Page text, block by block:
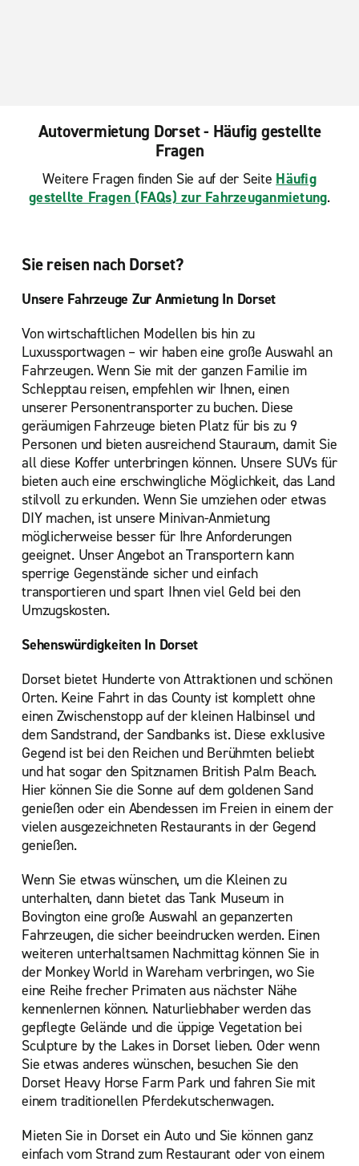
Autovermietung Dorset - Häufig gestellte
Fragen
Weitere Fragen finden Sie auf der Seite Häufig
gestellte Fragen (FAQs) zur Fahrzeuganmietung.
Sie reisen nach Dorset?
Unsere Fahrzeuge Zur Anmietung In Dorset
Von wirtschaftlichen Modellen bis hin zu
Luxussportwagen – wir haben eine große Auswahl an
Fahrzeugen. Wenn Sie mit der ganzen Familie im
Schlepptau reisen, empfehlen wir Ihnen, einen
unserer Personentransporter zu buchen. Diese
geräumigen Fahrzeuge bieten Platz für bis zu 9
Personen und bieten ausreichend Stauraum, damit Sie
all diese Koffer unterbringen können. Unsere SUVs für
bieten auch eine erschwingliche Möglichkeit, das Land
stilvoll zu erkunden. Wenn Sie umziehen oder etwas
DIY machen, ist unsere Minivan-Anmietung
möglicherweise besser für Ihre Anforderungen
geeignet. Unser Angebot an Transportern kann
sperrige Gegenstände sicher und einfach
transportieren und spart Ihnen viel Geld bei den
Umzugskosten.
Sehenswürdigkeiten In Dorset
Dorset bietet Hunderte von Attraktionen und schönen
Orten. Keine Fahrt in das County ist komplett ohne
einen Zwischenstopp auf der kleinen Halbinsel und
dem Sandstrand, der Sandbanks ist. Diese exklusive
Gegend ist bei den Reichen und Berühmten beliebt
und hat sogar den Spitznamen British Palm Beach.
Hier können Sie die Sonne auf dem goldenen Sand
genießen oder ein Abendessen im Freien in einem der
vielen ausgezeichneten Restaurants in der Gegend
genießen.
Wenn Sie etwas wünschen, um die Kleinen zu
unterhalten, dann bietet das Tank Museum in
Bovington eine große Auswahl an gepanzerten
Fahrzeugen, die sicher beeindrucken werden. Einen
weiteren unterhaltsamen Nachmittag können Sie in
der Monkey World in Wareham verbringen, wo Sie
eine Reihe frecher Primaten aus nächster Nähe
kennenlernen können. Naturliebhaber werden das
gepflegte Gelände und die üppige Vegetation bei
Sculpture by the Lakes in Dorset lieben. Oder wenn
Sie etwas anderes wünschen, besuchen Sie den
Dorset Heavy Horse Farm Park und fahren Sie mit
einem traditionellen Pferdekutschenwagen.
Mieten Sie in Dorset ein Auto und Sie können ganz
einfach vom Strand zum Restaurant oder von einem